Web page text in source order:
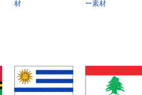
材
ー素材